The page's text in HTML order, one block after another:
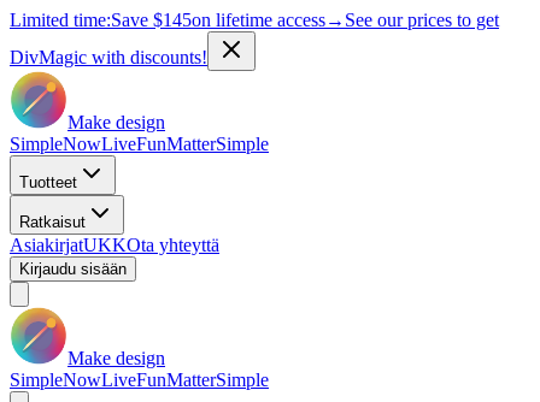
Limited time:Save $145on lifetime access→ See our prices to get
DivMagic with discounts!
Make design
SimpleNowLiveFunMatterSimple
Tuotteet
Ratkaisut
AsiakirjatUKKOta yhteyttä
Kirjaudu sisään
Make design
SimpleNowLiveFunMatterSimple